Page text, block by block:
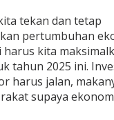
tekan dan tetap
pertumbuhan
harus kita
tahun 2025 ini.
harus jalan,
supaya